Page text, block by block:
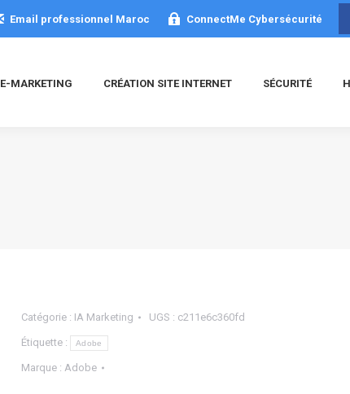
Email professionnel Maroc ConnectMe Cybersécurité
E-MARKETING CRÉATION SITE INTERNET SÉCURITÉ
Catégorie : IA Marketing UGS : c211e6c360fd
Étiquette : Adobe
Marque : Adobe